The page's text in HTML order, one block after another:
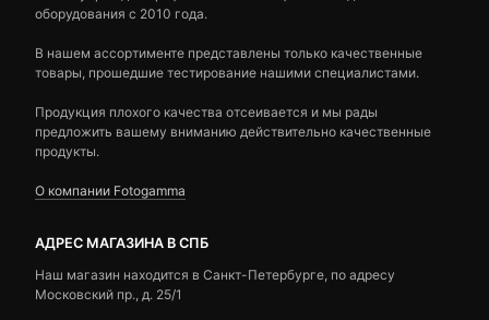
оборудования с 2010 года.
В нашем ассортименте представлены только качественные
товары, прошедшие тестирование нашими специалистами.
Продукция плохого качества отсеивается и мы рады
предложить вашему вниманию действительно качественные
продукты.
О компании Fotogamma
АДРЕС МАГАЗИНА В СПБ
Наш магазин находится в Санкт-Петербурге, по адресу
Московский пр., д. 25/1